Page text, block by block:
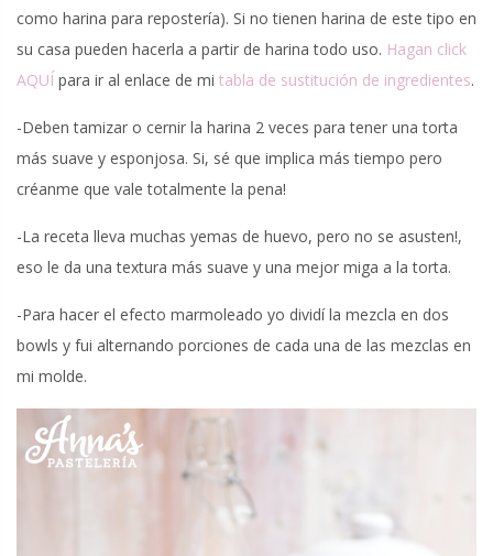
como harina para repostería). Si no tienen harina de este tipo en
su casa pueden hacerla a partir de harina todo uso. Hagan click
AQUÍ para ir al enlace de mi tabla de sustitución de ingredientes.
-Deben tamizar o cernir la harina 2 veces para tener una torta
más suave y esponjosa. Si, sé que implica más tiempo pero
créanme que vale totalmente la pena!
-La receta lleva muchas yemas de huevo, pero no se asusten!,
eso le da una textura más suave y una mejor miga a la torta.
-Para hacer el efecto marmoleado yo dividí la mezcla en dos
bowls y fui alternando porciones de cada una de las mezclas en
mi molde.